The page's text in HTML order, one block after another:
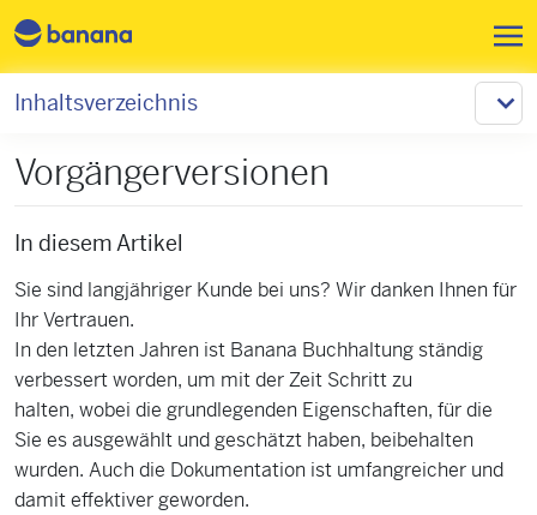
Vorgängerversionen
In diesem Artikel
Sie sind langjähriger Kunde bei uns? Wir danken Ihnen für
Ihr Vertrauen.
In den letzten Jahren ist Banana Buchhaltung ständig
verbessert worden, um mit der Zeit Schritt zu
halten, wobei die grundlegenden Eigenschaften, für die
Sie es ausgewählt und geschätzt haben, beibehalten
wurden. Auch die Dokumentation ist umfangreicher und
damit effektiver geworden.
Inhaltsverzeichnis